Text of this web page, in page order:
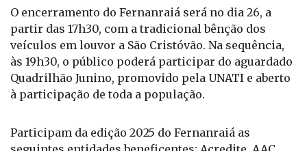
O encerramento do Fernanraiá será no dia 26, a
partir das 17h30, com a tradicional bênção dos
veículos em louvor a São Cristóvão. Na sequência,
às 19h30, o público poderá participar do aguardado
Quadrilhão Junino, promovido pela UNATI e aberto